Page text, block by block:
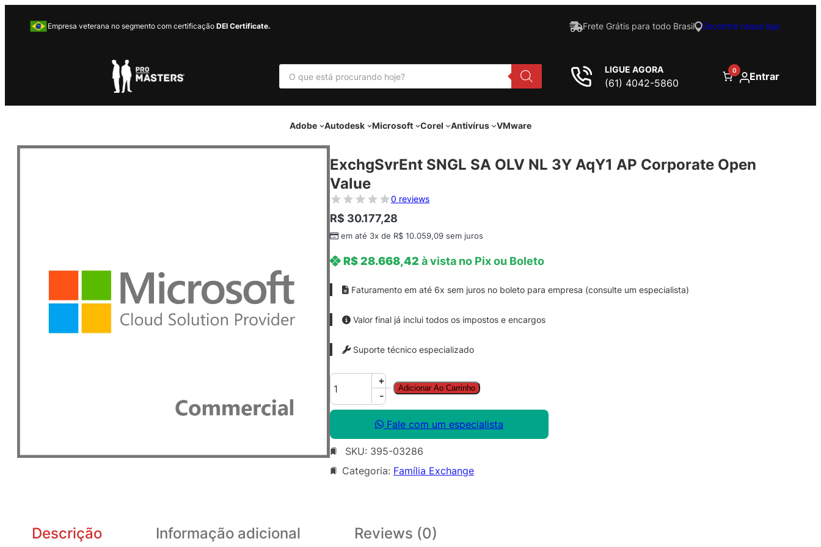
Empresa veterana no segmento com certificação DEI Certificate. Frete Grátis para todo Brasil Encontre nossa loja
P
s
u
r
LIGUE AGORA
(61) 4042-5860
0 Entrar
Adobe Autodesk Microsoft Corel Antivírus VMware
ExchgSvrEnt SNGL SA OLV NL 3Y AqY1 AP Corporate Open
Value
0 reviews
R$ 30.177,28
em até 3x de R$ 10.059,09 sem juros
R$28.668,42 à vista no Pix ou Boleto
Faturamento em até 6x sem juros no boleto para empresa (consulte um especialista)
Valor final já inclui todos os impostos e encargos
Suporte técnico especializado
E
c
g
S
v
+
-
Adicionar Ao Carrinho
Fale com um especialista
SKU: 395-03286
Categoria: Família Exchange
Descrição Informação adicional Reviews (0)